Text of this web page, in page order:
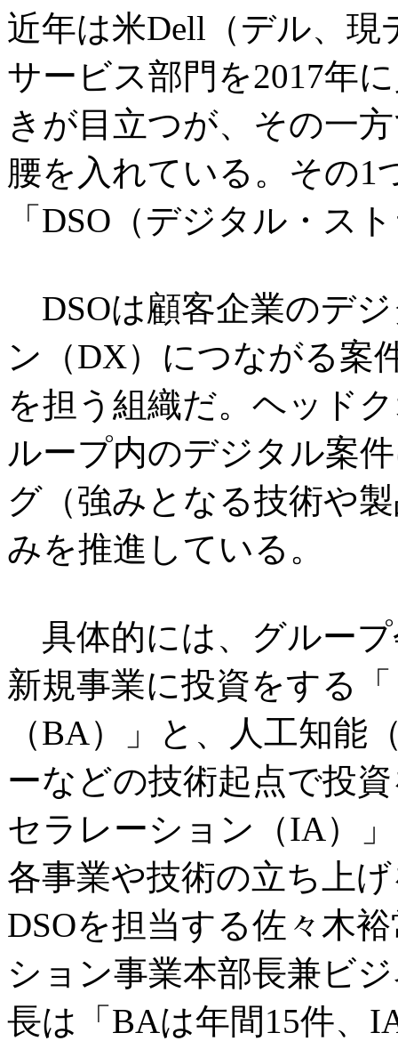
近年は米Dell（デル、
サービス部門を2017年
きが目立つが、その一
腰を入れている。その1
「DSO（デジタル・ス
DSOは顧客企業のデ
ン（DX）につながる案
を担う組織だ。ヘッド
ループ内のデジタル案
グ（強みとなる技術や
みを推進している。
具体的には、グルー
新規事業に投資をする
（BA）」と、人工知
ーなどの技術起点で投
セラレーション（IA）
各事業や技術の立ち上
DSOを担当する佐々木
ション事業本部長兼ビ
長は「BAは年間15件、